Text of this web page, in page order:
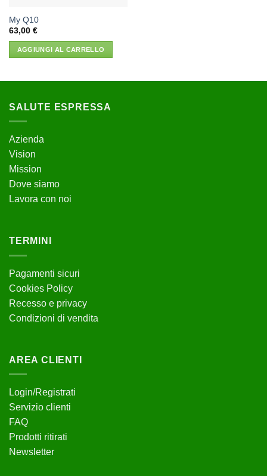
My Q10
63,00 €
AGGIUNGI AL CARRELLO
SALUTE ESPRESSA
Azienda
Vision
Mission
Dove siamo
Lavora con noi
TERMINI
Pagamenti sicuri
Cookies Policy
Recesso e privacy
Condizioni di vendita
AREA CLIENTI
Login/Registrati
Servizio clienti
FAQ
Prodotti ritirati
Newsletter